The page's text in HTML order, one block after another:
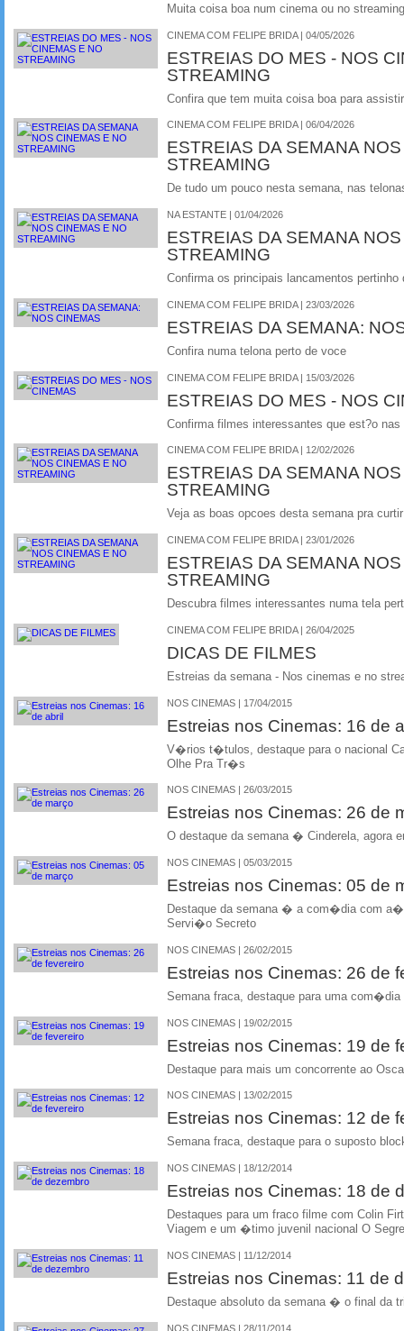
Muita coisa boa num cinema ou no streaming
CINEMA COM FELIPE BRIDA | 04/05/2026
ESTREIAS DO MES - NOS
STREAMING
Confira que tem muita coisa boa para assistir
CINEMA COM FELIPE BRIDA | 06/04/2026
ESTREIAS DA SEMANA
STREAMING
De tudo um pouco nesta semana, nas
NA ESTANTE | 01/04/2026
ESTREIAS DA SEMANA
STREAMING
Confirma os principais lancamentos
CINEMA COM FELIPE BRIDA | 23/03/2026
ESTREIAS DA SEMANA:
Confira numa telona perto de voce
CINEMA COM FELIPE BRIDA | 15/03/2026
ESTREIAS DO MES - NOS
Confirma filmes interessantes que est?o nas
CINEMA COM FELIPE BRIDA | 12/02/2026
ESTREIAS DA SEMANA
STREAMING
Veja as boas opcoes desta semana pra
CINEMA COM FELIPE BRIDA | 23/01/2026
ESTREIAS DA SEMANA
STREAMING
Descubra filmes interessantes numa tela
CINEMA COM FELIPE BRIDA | 26/04/2025
DICAS DE FILMES
Estreias da semana - Nos cinemas e no
NOS CINEMAS | 17/04/2015
Estreias nos Cinemas: 16 de
V�rios t�tulos, destaque para o nacional
Olhe Pra Tr�s
NOS CINEMAS | 26/03/2015
Estreias nos Cinemas: 26 de
O destaque da semana � Cinderela, agora
NOS CINEMAS | 05/03/2015
Estreias nos Cinemas: 05 de
Destaque da semana � a com�dia com
Servi�o Secreto
NOS CINEMAS | 26/02/2015
Estreias nos Cinemas: 26 de
Semana fraca, destaque para uma com�dia
NOS CINEMAS | 19/02/2015
Estreias nos Cinemas: 19 de
Destaque para mais um concorrente ao
NOS CINEMAS | 13/02/2015
Estreias nos Cinemas: 12 de
Semana fraca, destaque para o suposto
NOS CINEMAS | 18/12/2014
Estreias nos Cinemas: 18 de
Destaques para um fraco filme com Colin
Viagem e um �timo juvenil nacional O
NOS CINEMAS | 11/12/2014
Estreias nos Cinemas: 11 de
Destaque absoluto da semana � o final da
NOS CINEMAS | 28/11/2014